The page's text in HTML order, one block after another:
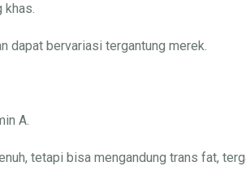
khas.
dapat bervariasi tergantung merek.
A.
tetapi bisa mengandung trans fat,